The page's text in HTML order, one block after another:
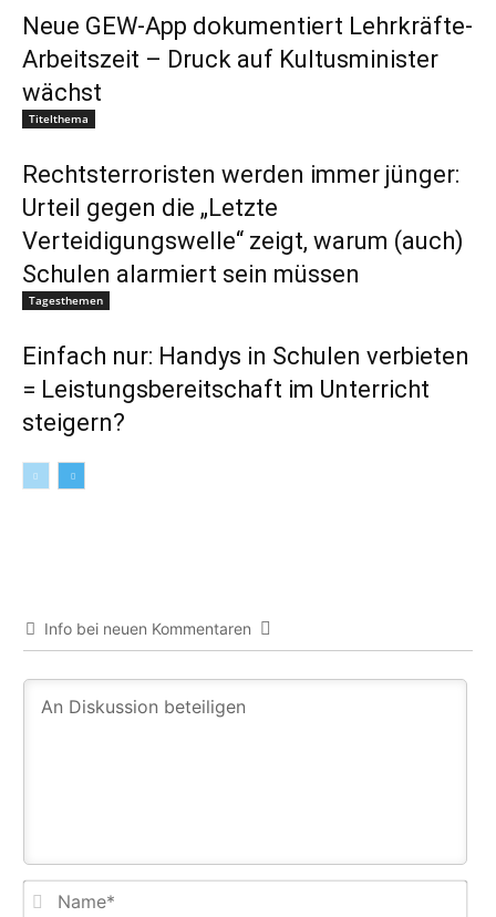
Neue GEW-App dokumentiert Lehrkräfte-
Arbeitszeit – Druck auf Kultusminister
wächst
Titelthema
Rechtsterroristen werden immer jünger:
Urteil gegen die „Letzte
Verteidigungswelle“ zeigt, warum (auch)
Schulen alarmiert sein müssen
Tagesthemen
Einfach nur: Handys in Schulen verbieten
= Leistungsbereitschaft im Unterricht
steigern?
Info bei neuen Kommentaren